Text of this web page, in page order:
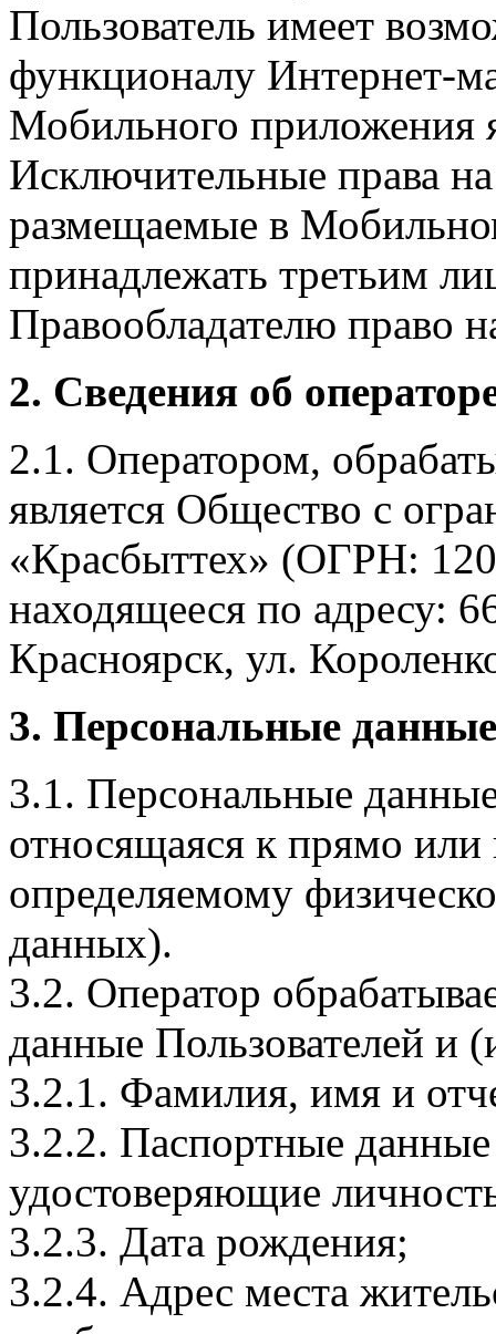
Пользователь имеет
функционалу Интернет-
Мобильного приложения
Исключительные права
размещаемые в
принадлежать третьим
Правообладателю право
2. Сведения об
2.1. Оператором,
является Общество с
«Красбыттех» (ОГРН:
находящееся по адресу:
Красноярск, ул.
3. Персональные
3.1. Персональные
относящаяся к прямо
определяемому
данных).
3.2. Оператор
данные Пользователей и
3.2.1. Фамилия, имя и
3.2.2. Паспортные
удостоверяющие
3.2.3. Дата рождения;
3.2.4. Адрес места